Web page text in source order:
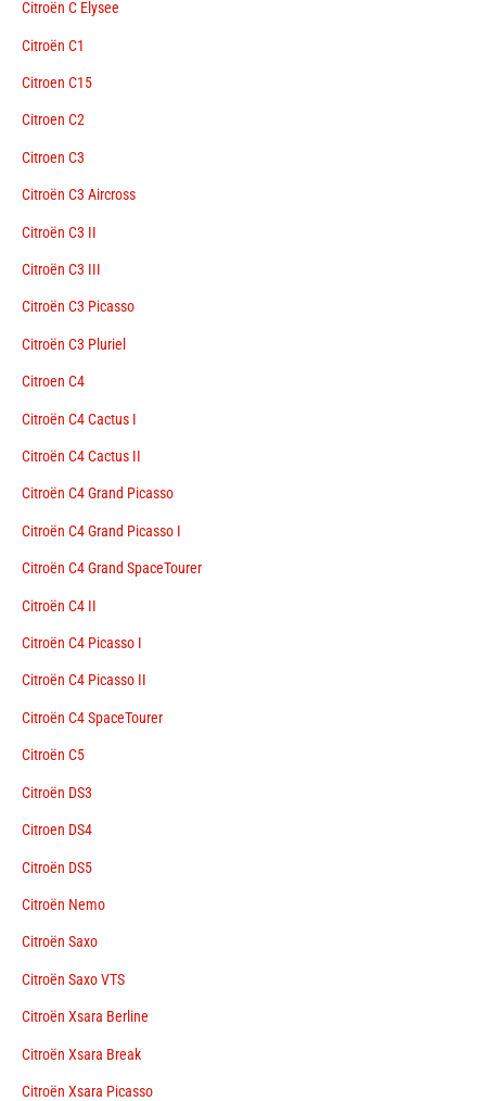
Citroën C Elysee
Citroën C1
Citroen C15
Citroen C2
Citroen C3
Citroën C3 Aircross
Citroën C3 II
Citroën C3 III
Citroën C3 Picasso
Citroën C3 Pluriel
Citroen C4
Citroën C4 Cactus I
Citroën C4 Cactus II
Citroën C4 Grand Picasso
Citroën C4 Grand Picasso I
Citroën C4 Grand SpaceTourer
Citroën C4 II
Citroën C4 Picasso I
Citroën C4 Picasso II
Citroën C4 SpaceTourer
Citroën C5
Citroën DS3
Citroen DS4
Citroën DS5
Citroën Nemo
Citroën Saxo
Citroën Saxo VTS
Citroën Xsara Berline
Citroën Xsara Break
Citroën Xsara Picasso